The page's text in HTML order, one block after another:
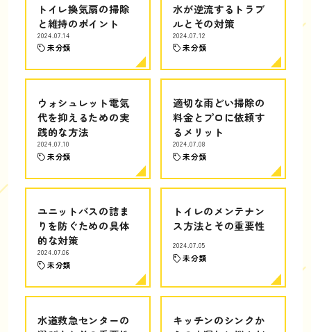
トイレ換気扇の掃除
と維持のポイント
2024.07.14
未分類
水が逆流するトラブ
ルとその対策
2024.07.12
未分類
ウォシュレット電気
代を抑えるための実
践的な方法
2024.07.10
未分類
適切な雨どい掃除の
料金とプロに依頼す
るメリット
2024.07.08
未分類
ユニットバスの詰ま
りを防ぐための具体
的な対策
2024.07.06
未分類
トイレのメンテナン
ス方法とその重要性
2024.07.05
未分類
水道救急センターの
キッチンのシンクか